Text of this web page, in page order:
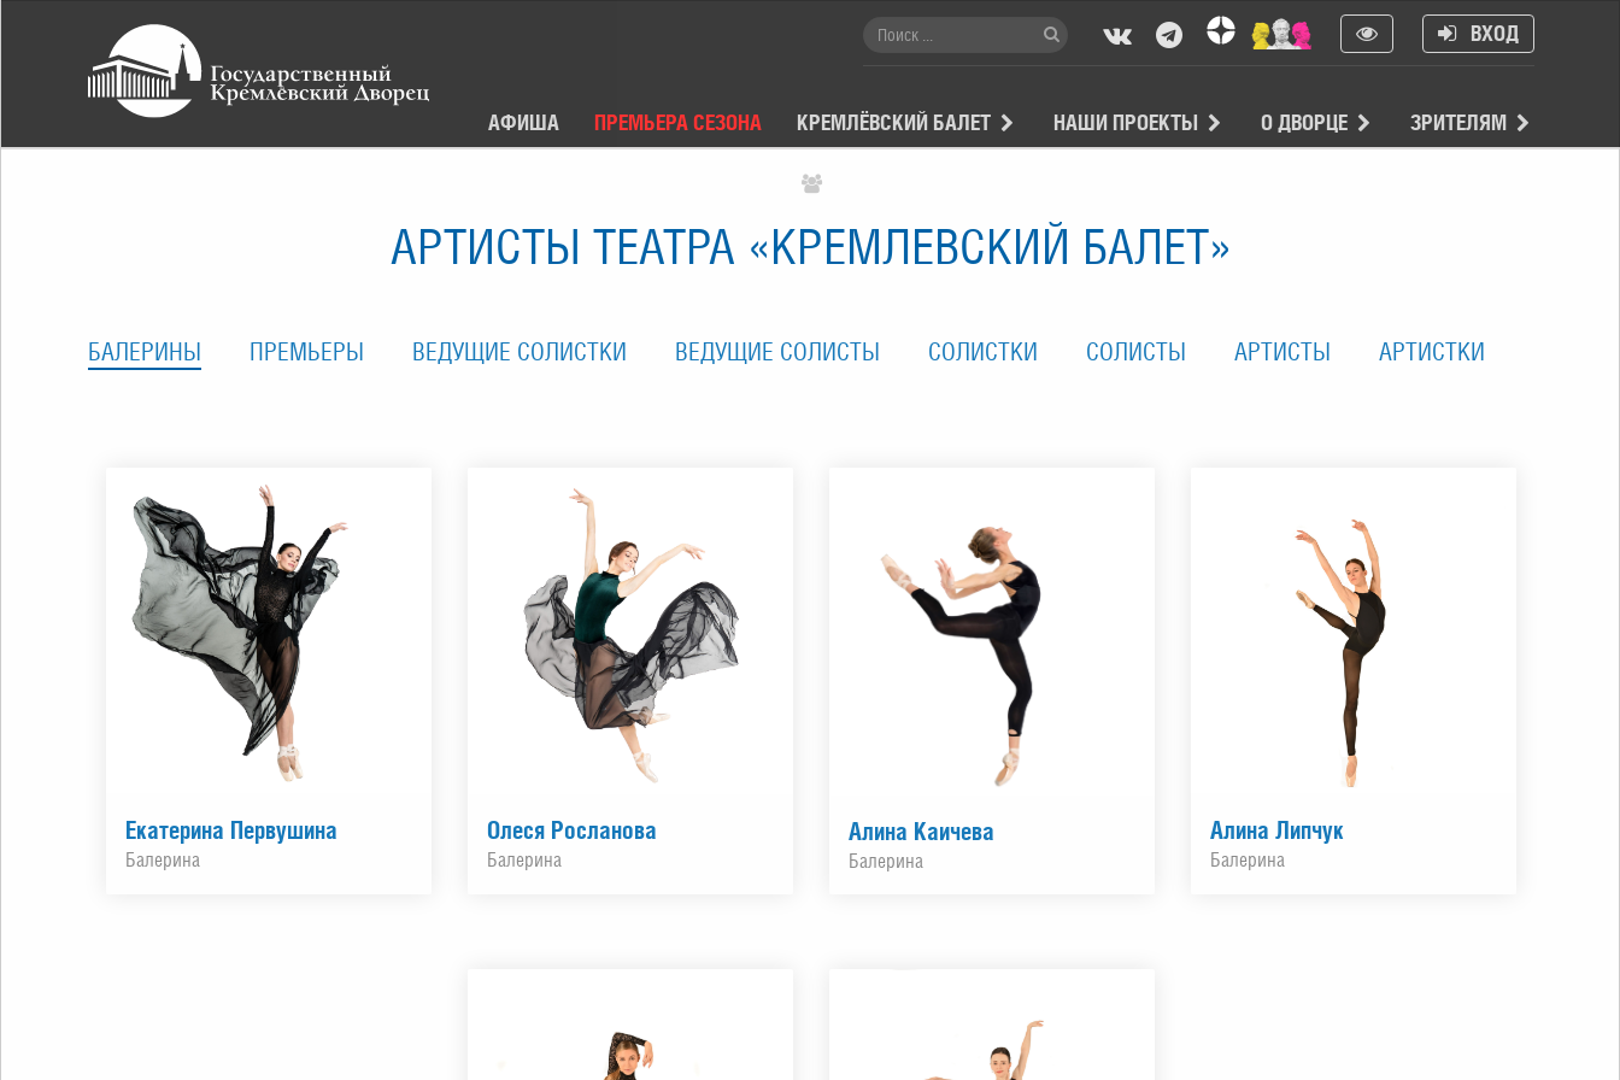
ВХОД
АФИША ПРЕМЬЕРА СЕЗОНА КРЕМЛЁВСКИЙ БАЛЕТ НАШИ ПРОЕКТЫ О ДВОРЦЕ ЗРИТЕЛЯМ
АРТИСТЫ ТЕАТРА «КРЕМЛЕВСКИЙ БАЛЕТ»
БАЛЕРИНЫ ПРЕМЬЕРЫ ВЕДУЩИЕ СОЛИСТКИ ВЕДУЩИЕ СОЛИСТЫ СОЛИСТКИ СОЛИСТЫ АРТИСТЫ АРТИСТКИ
Екатерина Первушина
Балерина
Олеся Росланова
Балерина
Алина Каичева
Балерина
Алина Липчук
Балерина